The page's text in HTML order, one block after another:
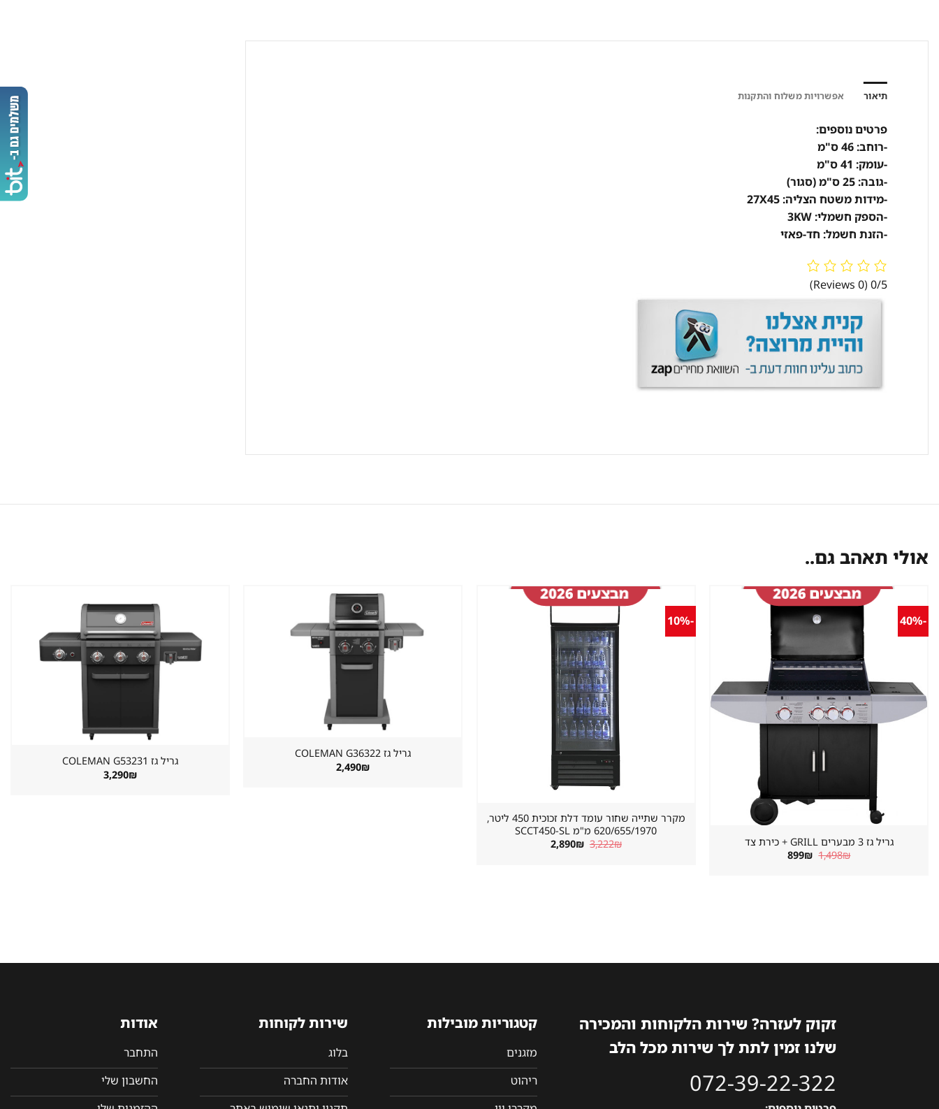
תיאור אפשרויות משלוח והתקנות
פרטים נוספים:
-רוחב: 46 ס"מ
-עומק: 41 ס"מ
-גובה: 25 ס"מ (סגור)
-מידות משטח הצליה: 27X45
-הספק חשמלי: 3KW
-הזנת חשמל: חד-פאזי
0/5
(0 Reviews)
אולי תאהב גם..
-40%
גריל גז 3 מבערים GRILL + כירת צד
1,498₪ המחיר
המקורי
899₪ המחיר
-10%
מקרר שתייה שחור עומד דלת זכוכית 450 ליטר,
620/655/1970 מ"מ SCCT450-SL
3,222₪ המחיר
המקורי
2,890₪ המחיר
גריל גז ⁦COLEMAN G36322⁩
2,490₪
גריל גז ⁦COLEMAN G53231⁩
3,290₪
זקוק לעזרה? שירות הלקוחות והמכירה
שלנו זמין לתת לך שירות מכל הלב
072-39-22-322
קטגוריות מובילות
מזגנים
ריהוט
שירות לקוחות
בלוג
אודות החברה
אודות
התחבר
החשבון שלי